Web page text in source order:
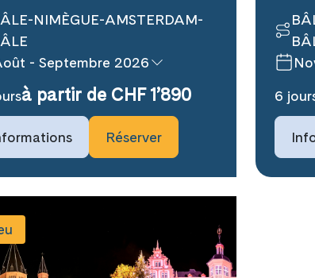
NIMÈGUE-AMSTERDAM-
- Septembre 2026
à partir de CHF 1’890
Réserver
6